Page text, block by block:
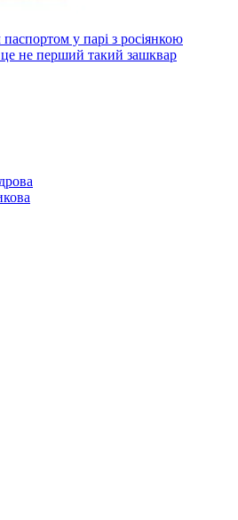
паспортом у парі з росіянкою
не перший такий зашквар